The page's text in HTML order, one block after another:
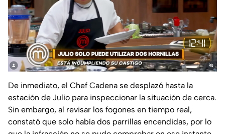
De inmediato, el Chef Cadena se desplazó hasta la
estación de Julio para inspeccionar la situación de cerca.
Sin embargo, al revisar los fogones en tiempo real,
constató que solo había dos parrillas encendidas, por lo